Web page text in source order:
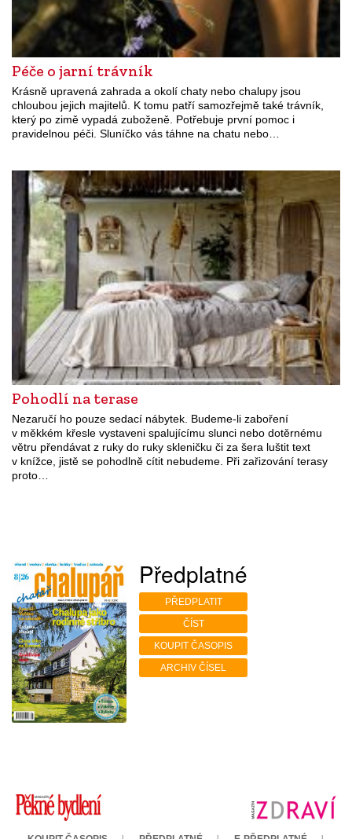
Péče o jarní trávník
Krásně upravená zahrada a okolí chaty nebo chalupy jsou
chloubou jejich majitelů. K tomu patří samozřejmě také trávník,
který po zimě vypadá zuboženě. Potřebuje první pomoc i
pravidelnou péči. Sluníčko vás táhne na chatu nebo…
Pohodlí na terase
Nezaručí ho pouze sedací nábytek. Budeme-li zaboření
v měkkém křesle vystaveni spalujícímu slunci nebo dotěrnému
větru přendávat z ruky do ruky skleničku či za šera luštit text
v knížce, jistě se pohodlně cítit nebudeme. Při zařizování terasy
proto…
Předplatné
PŘEDPLATIT
ČÍST
KOUPIT ČASOPIS
ARCHIV ČÍSEL